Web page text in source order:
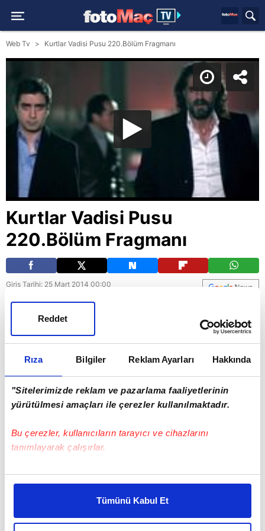
Rıza Bilgiler Reklam Ayarları Hakkında
"Sitelerimizde reklam ve pazarlama faaliyetlerinin
yürütülmesi amaçları ile çerezler kullanılmaktadır.
Bu çerezler, kullanıcıların tarayıcı ve cihazlarını
tanımlayarak çalışırlar.
Bu çerezlere izin vermeniz halinde sizlere özel
daha iyi reklam deneyimi yaşatabiliriz. Bunu yaparken
amacımızın size daha iyi bir reklam deneyimi sunmak
Tümünü Kabul Et
Reddet
Web Tv Kurtlar Vadisi Pusu 220.Bölüm Fragmanı
Kurtlar Vadisi Pusu
220.Bölüm Fragmanı
Giriş Tarihi: 25 Mart 2014 00:00